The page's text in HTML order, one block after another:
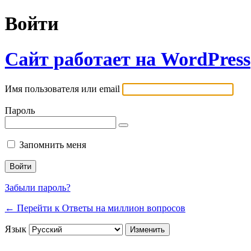
Войти
Сайт работает на WordPress
Имя пользователя или email
Пароль
Запомнить меня
Забыли пароль?
← Перейти к Ответы на миллион вопросов
Язык